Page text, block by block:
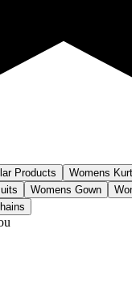
Products
Womens
Womens Gown